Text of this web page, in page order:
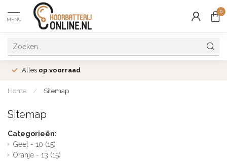
MENU
0
Alles op voorraad
Home / Sitemap
Sitemap
Categorieën:
Geel - 10 (15)
Oranje - 13 (15)